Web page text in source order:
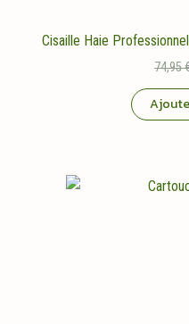
Cisaille Haie
74,95